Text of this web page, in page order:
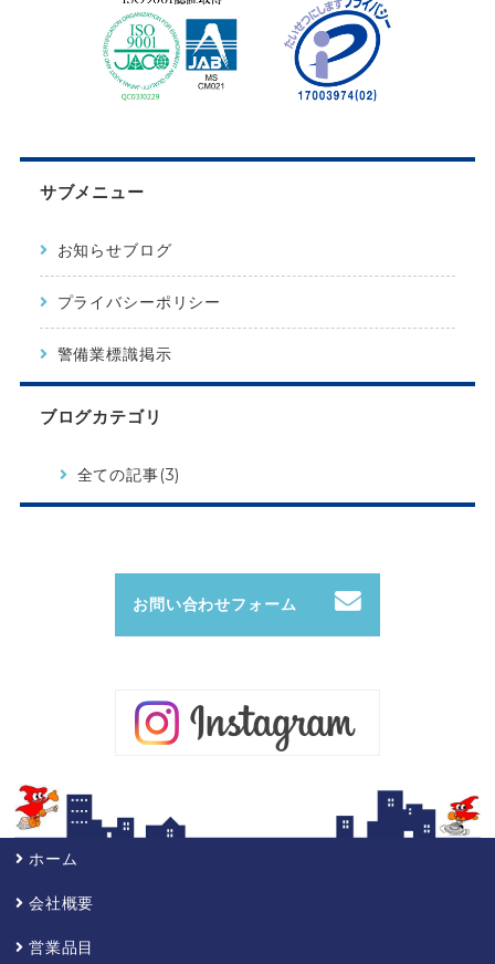
サブメニュー
お知らせブログ
プライバシーポリシー
警備業標識掲示
ブログカテゴリ
全ての記事(3)
お問い合わせフォーム
ホーム
会社概要
営業品目